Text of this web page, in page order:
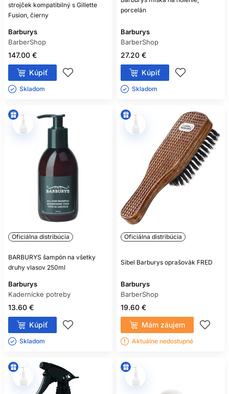
strojček kompatibilný s Gillette
Fusion, čierny
Barburys
BarberShop
147.00 €
Kúpiť
Skladom ㅤ
porcelán
Barburys
BarberShop
27.20 €
Kúpiť
Skladom ㅤ
Oficiálna distribúcia
BARBURYS šampón na všetky
druhy vlasov 250ml
Barburys
Kadernícke potreby
13.60 €
Kúpiť
Skladom ㅤ
Oficiálna distribúcia
Sibel Barburys oprašovák FRED
Barburys
BarberShop
19.60 €
Mám záujem
Aktuálne nedostupné